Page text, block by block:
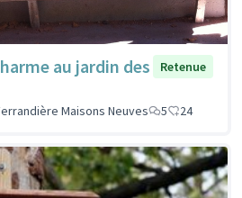
au jardin des
Retenue
Maisons Neuves 5 24